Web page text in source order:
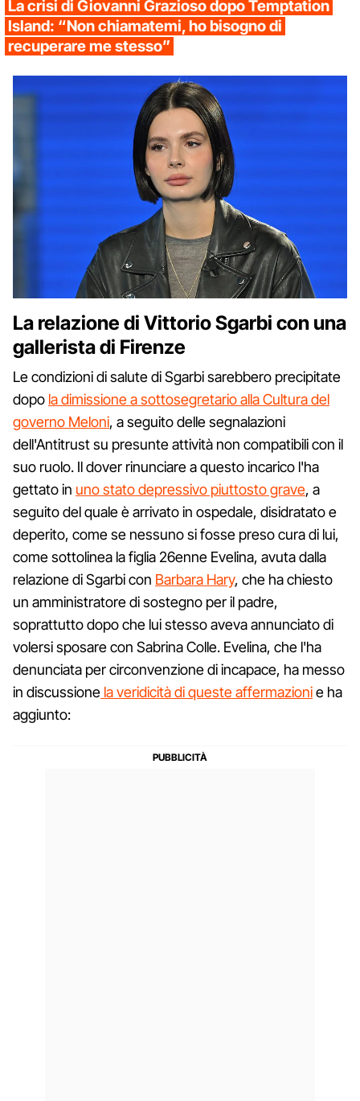
La crisi di Giovanni Grazioso dopo Temptation
Island: “Non chiamatemi, ho bisogno di
recuperare me stesso”
La relazione di Vittorio Sgarbi con una
gallerista di Firenze
Le condizioni di salute di Sgarbi sarebbero precipitate
dopo la dimissione a sottosegretario alla Cultura del
governo Meloni, a seguito delle segnalazioni
dell'Antitrust su presunte attività non compatibili con il
suo ruolo. Il dover rinunciare a questo incarico l'ha
gettato in uno stato depressivo piuttosto grave, a
seguito del quale è arrivato in ospedale, disidratato e
deperito, come se nessuno si fosse preso cura di lui,
come sottolinea la figlia 26enne Evelina, avuta dalla
relazione di Sgarbi con Barbara Hary, che ha chiesto
un amministratore di sostegno per il padre,
soprattutto dopo che lui stesso aveva annunciato di
volersi sposare con Sabrina Colle. Evelina, che l'ha
denunciata per circonvenzione di incapace, ha messo
in discussione la veridicità di queste affermazionie ha
aggiunto: